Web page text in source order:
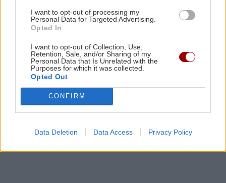
I want to opt-out of processing my
Personal Data for Targeted Advertising.
Opted In
I want to opt-out of Collection, Use,
Retention, Sale, and/or Sharing of my
Personal Data that Is Unrelated with the
Purposes for which it was collected.
Opted Out
CONFIRM
Data Deletion Data Access Privacy Policy
Europa League: Η Άντερλεχτ νίκησε 1-0 τον
ΠΑΟΚ στην Τούμπα κι όλα θα κριθούν στις
Βρυξέλλες
ΑΘΛΗΤΙΚΑ
ποδοσφαιριστών
Όλες οι ειδήσεις